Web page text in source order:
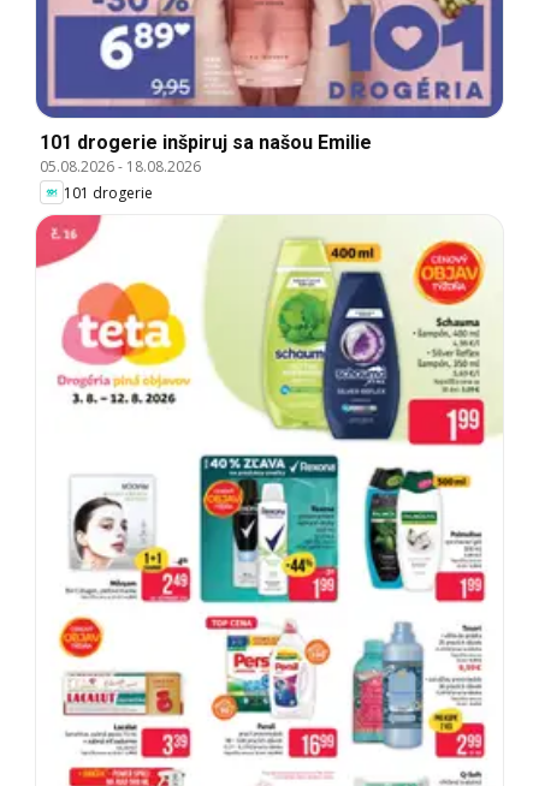
101 drogerie inšpiruj sa našou Emilie
05.08.2026- 18.08.2026
101 drogerie